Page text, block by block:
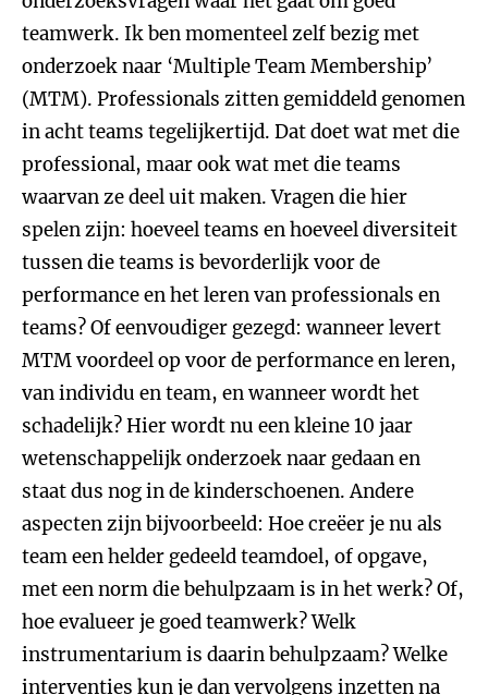
teamwerk. Ik ben momenteel zelf bezig met
onderzoek naar ‘Multiple Team Membership’
(MTM). Professionals zitten gemiddeld genomen
in acht teams tegelijkertijd. Dat doet wat met die
professional, maar ook wat met die teams
waarvan ze deel uit maken. Vragen die hier
spelen zijn: hoeveel teams en hoeveel diversiteit
tussen die teams is bevorderlijk voor de
performance en het leren van professionals en
teams? Of eenvoudiger gezegd: wanneer levert
MTM voordeel op voor de performance en leren,
van individu en team, en wanneer wordt het
schadelijk? Hier wordt nu een kleine 10 jaar
wetenschappelijk onderzoek naar gedaan en
staat dus nog in de kinderschoenen. Andere
aspecten zijn bijvoorbeeld: Hoe creëer je nu als
team een helder gedeeld teamdoel, of opgave,
met een norm die behulpzaam is in het werk? Of,
hoe evalueer je goed teamwerk? Welk
instrumentarium is daarin behulpzaam? Welke
interventies kun je dan vervolgens inzetten na